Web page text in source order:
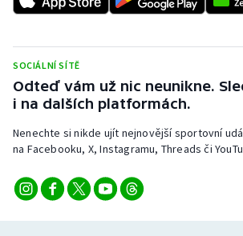
SOCIÁLNÍ SÍTĚ
Odteď vám už nic neunikne.
i na dalších platformách.
Nenechte si nikde ujít nejnovější sportovní
na Facebooku, X, Instagramu, Threads či